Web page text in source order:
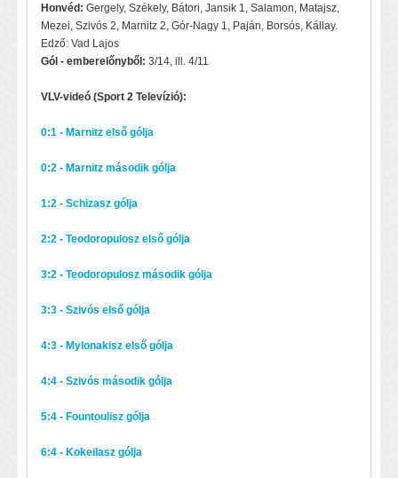
Honvéd: Gergely, Székely, Bátori, Jansik 1, Salamon, Matajsz,
Mezei, Szivós 2, Marnitz 2, Gór-Nagy 1, Paján, Borsós, Kállay.
Edző: Vad Lajos
Gól - emberelőnyből: 3/14, ill. 4/11
VLV-videó (Sport 2 Televízió):
0:1 - Marnitz első gólja
0:2 - Marnitz második gólja
1:2 - Schizasz gólja
2:2 - Teodoropulosz első gólja
3:2 - Teodoropulosz második gólja
3:3 - Szivós első gólja
4:3 - Mylonakisz első gólja
4:4 - Szivós második gólja
5:4 - Fountoulisz gólja
6:4 - Kokeilasz gólja